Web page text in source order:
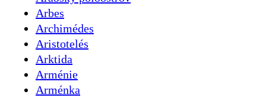
Arbes
Archimédes
Aristotelés
Arktida
Arménie
Arménka